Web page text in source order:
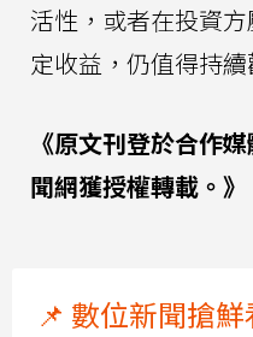
活性，或者在投資
定收益，仍值得持續
《原文刊登於合作
聞網獲授權轉載。》
📌 數位新聞搶鮮